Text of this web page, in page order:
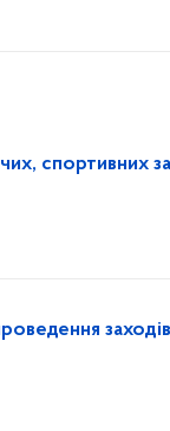
спортивних